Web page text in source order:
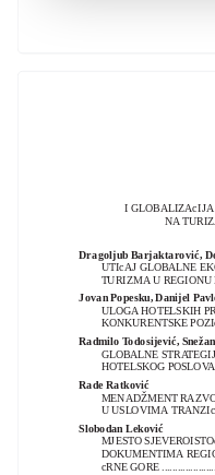
I GLOBALIZAcIJA
NA
Dragoljub Barjaktarović,
UTIcAJ GLOBALNE
TURIZMA U REGIONU
Jovan Popesku, Danijel
ULOGA HOTELSKIH
KONKURENTSKE
Radmilo Todosijević,
GLOBALNE
HOTELSKOG
Rade Ratković
MENADŽMENT
U USLOVIMA
Slobodan Leković
MJESTO
DOKUMENTIMA
cRNE GORE